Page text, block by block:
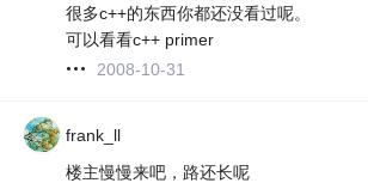
很多c++的东西你都还没看过呢。
可以看看c++ primer
2008-10-31
frank_ll
楼主慢慢来吧，路还长呢